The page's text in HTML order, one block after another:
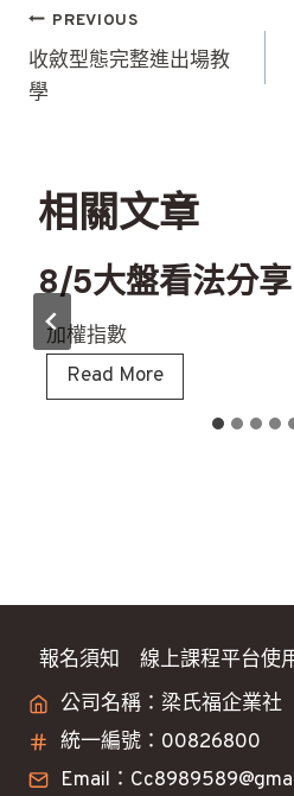
文
章
導
PREVIOUS
收斂型態完整進出場教
學
相關文章
8/5大盤看法分享
加權指數
Read More8
/
分
報名須知
線上課程平台使
公司名稱：梁氏福企業社
統一編號：00826800
Email：